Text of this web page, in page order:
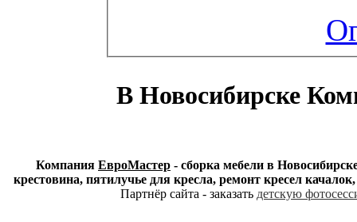
В Новосибирске
Компания ЕвроМастер - сборка мебели в
крестовина, пятилучье для кресла, ремонт кресел
Партнёр сайта - заказать детскую